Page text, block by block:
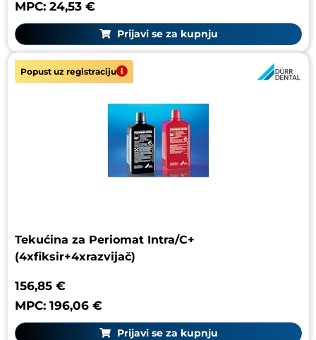
MPC: 24,53 €
Prijavi se za kupnju
Popust uz registraciju
Tekućina za Periomat Intra/C+
(4xfiksir+4xrazvijač)
156,85 €
MPC: 196,06 €
Prijavi se za kupnju